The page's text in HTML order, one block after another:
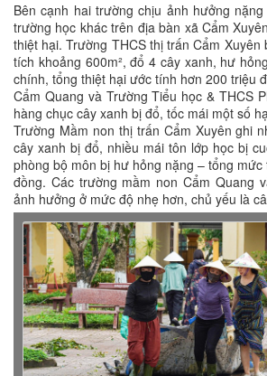
Bên cạnh hai trường chịu ảnh hưởng
trường học khác trên địa bàn xã Cẩm
thiệt hại. Trường THCS thị trấn Cẩm Xuyên
tích khoảng 600m², đổ 4 cây xanh, hư
chính, tổng thiệt hại ước tính hơn 200 triệu
Cẩm Quang và Trường Tiểu học & THCS
hàng chục cây xanh bị đổ, tốc mái một số
Trường Mầm non thị trấn Cẩm Xuyên ghi
cây xanh bị đổ, nhiều mái tôn lớp học bị
phòng bộ môn bị hư hỏng nặng – tổng
đồng. Các trường mầm non Cẩm Quang
ảnh hưởng ở mức độ nhẹ hơn, chủ yếu là